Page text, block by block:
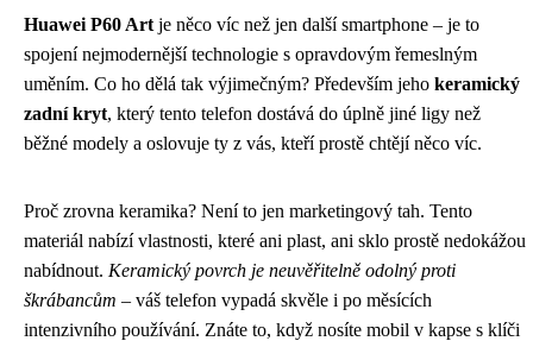
Huawei P60 Art je něco víc než jen další smartphone – je to
spojení nejmodernější technologie s opravdovým řemeslným
uměním. Co ho dělá tak výjimečným? Především jeho keramický
zadní kryt, který tento telefon dostává do úplně jiné ligy než
běžné modely a oslovuje ty z vás, kteří prostě chtějí něco víc.
Proč zrovna keramika? Není to jen marketingový tah. Tento
materiál nabízí vlastnosti, které ani plast, ani sklo prostě nedokážou
nabídnout. Keramický povrch je neuvěřitelně odolný proti
škrábancům – váš telefon vypadá skvěle i po měsících
intenzivního používání. Znáte to, když nosíte mobil v kapse s klíči